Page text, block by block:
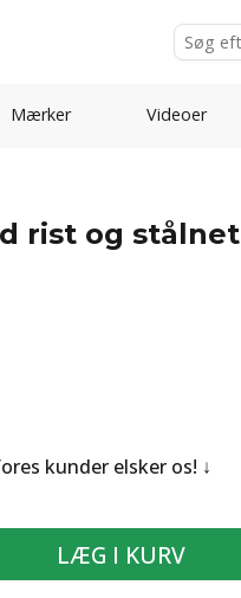
Mærker Videoer
rist og stålnet
kunder elsker os!
LÆG I KURV